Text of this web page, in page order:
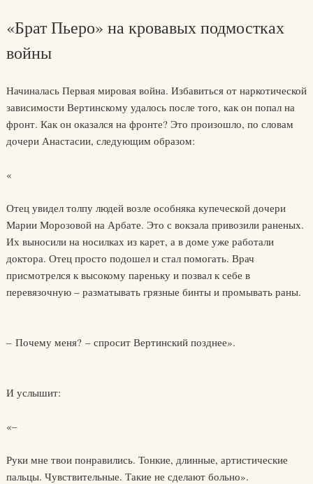
«Брат Пьеро» на кровавых подмостках
войны
Начиналась Первая мировая война. Избавиться от наркотической
зависимости Вертинскому удалось после того, как он попал на
фронт. Как он оказался на фронте? Это произошло, по словам
дочери Анастасии, следующим образом:
«
Отец увидел толпу людей возле особняка купеческой дочери
Марии Морозовой на Арбате. Это с вокзала привозили раненых.
Их выносили на носилках из карет, а в доме уже работали
доктора. Отец просто подошел и стал помогать. Врач
присмотрелся к высокому пареньку и позвал к себе в
перевязочную – разматывать грязные бинты и промывать раны.
– Почему меня? – спросит Вертинский позднее».
И услышит:
«–
Руки мне твои понравились. Тонкие, длинные, артистические
пальцы. Чувствительные. Такие не сделают больно».